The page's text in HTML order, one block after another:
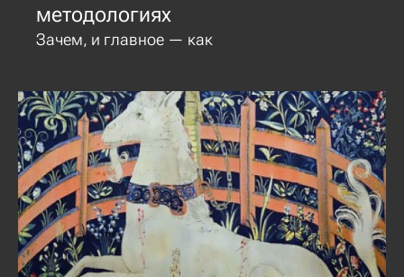
методологиях
Зачем, и главное — как